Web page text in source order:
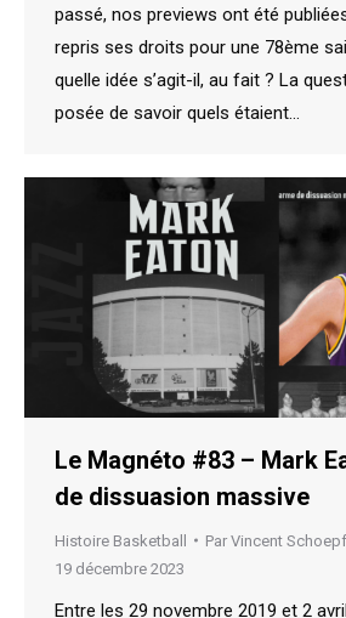
passé, nos previews ont été
repris ses droits pour une 78ème
quelle idée s’agit-il, au fait ? La
posée de savoir quels étaient…
Le Magnéto #83 – Mark
de dissuasion massive
Histoire Basketball Par Vincent
19 décembre 2023
Entre les 29 novembre 2019 et 2 avril